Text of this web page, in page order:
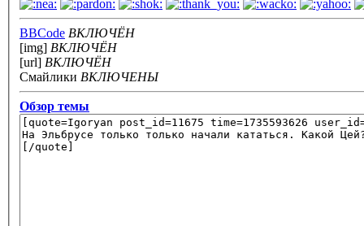
BBCode ВКЛЮЧЁН
[img] ВКЛЮЧЁН
[url] ВКЛЮЧЁН
Смайлики ВКЛЮЧЕНЫ
Обзор темы